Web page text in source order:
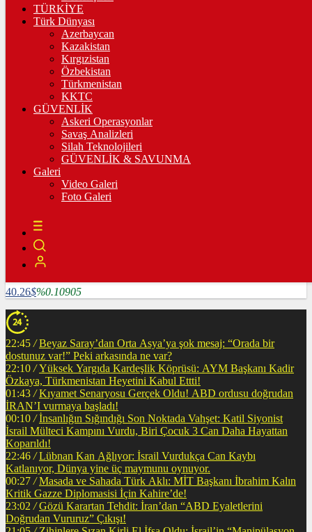
3.335,67%0,36
%-0,03
BİTCOİN
4782585฿%1.64124
LİTECOİN
%5.25507
ETHEREUM
%6.0715
RİPPLE
118.86%2.16847
TETHER
40.26$%0.10905
TÜRKİYE
Türk Dünyası
Azerbaycan
Kazakistan
Kırgızistan
Özbekistan
Türkmenistan
KKTC
GÜVENLİK
Askeri Operasyonlar
Savaş Analizleri
Silah Teknolojileri
GÜVENLİK & SAVUNMA
Galeri
Video Galeri
Foto Galeri
22:45 / Beyaz Saray’dan Orta Asya’ya şok mesaj: “Orada bir
dostunuz var!” Peki arkasında ne var?
22:10 / Yüksek Yargıda Kardeşlik Köprüsü: AYM Başkanı Kadir
Özkaya, Türkmenistan Heyetini Kabul Ettti!
01:43 / Kıyamet Senaryosu Gerçek Oldu! ABD ordusu doğrudan
İRAN’I vurmaya başladı!
00:10 / İnsanlığın Sığındığı Son Noktada Vahşet: Katil Siyonist
İsrail Mülteci Kampını Vurdu, Biri Çocuk 3 Can Daha Hayattan
Koparıldı!
22:46 / Lübnan Kan Ağlıyor: İsrail Vurdukça Can Kaybı
Katlanıyor, Dünya yine üç maymunu oynuyor.
00:27 / Masada ve Sahada Türk Aklı: MİT Başkanı İbrahim Kalın
Kritik Gazze Diplomasisi İçin Kahire’de!
23:02 / Gözü Karartan Tehdit: İran’dan “ABD Eyaletlerini
Doğrudan Vururuz” Çıkışı!